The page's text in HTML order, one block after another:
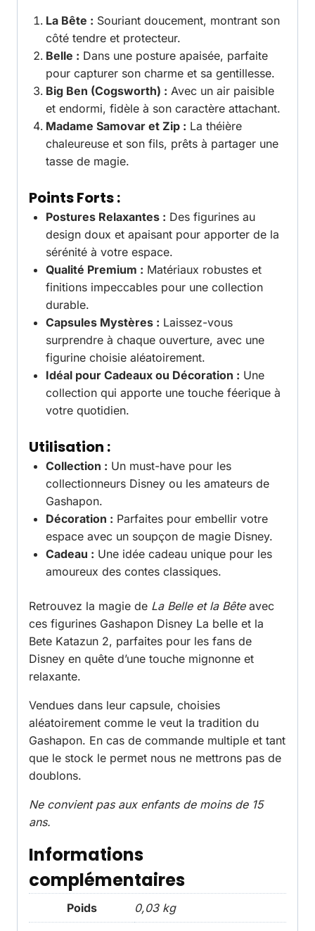
La Bête : Souriant doucement, montrant son
côté tendre et protecteur.
Belle : Dans une posture apaisée, parfaite
pour capturer son charme et sa gentillesse.
Big Ben (Cogsworth) : Avec un air paisible
et endormi, fidèle à son caractère attachant.
Madame Samovar et Zip : La théière
chaleureuse et son fils, prêts à partager une
tasse de magie.
Points Forts :
Postures Relaxantes : Des figurines au
design doux et apaisant pour apporter de la
sérénité à votre espace.
Qualité Premium : Matériaux robustes et
finitions impeccables pour une collection
durable.
Capsules Mystères : Laissez-vous
surprendre à chaque ouverture, avec une
figurine choisie aléatoirement.
Idéal pour Cadeaux ou Décoration : Une
collection qui apporte une touche féerique à
votre quotidien.
Utilisation :
Collection : Un must-have pour les
collectionneurs Disney ou les amateurs de
Gashapon.
Décoration : Parfaites pour embellir votre
espace avec un soupçon de magie Disney.
Cadeau : Une idée cadeau unique pour les
amoureux des contes classiques.
Retrouvez la magie de La Belle et la Bêteavec
ces figurines Gashapon Disney La belle et la
Bete Katazun 2, parfaites pour les fans de
Disney en quête d’une touche mignonne et
relaxante.
Vendues dans leur capsule, choisies
aléatoirement comme le veut la tradition du
Gashapon. En cas de commande multiple et tant
que le stock le permet nous ne mettrons pas de
doublons.
Ne convient pas aux enfants de moins de 15
ans.
Informations
complémentaires
Poids 0,03 kg